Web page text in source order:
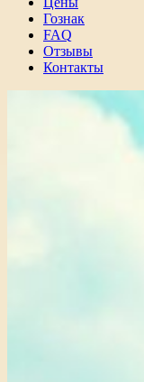
Гознак
FAQ
Отзывы
Контакты